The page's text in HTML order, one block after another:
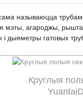
называюцца
мэты, агароджы,
і дыяметры гатовых
Круглыя